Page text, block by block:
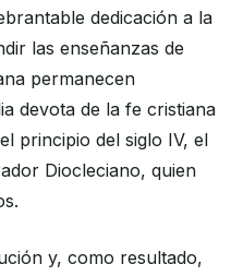
dedicación a la
las enseñanzas de
permanecen
devota de la fe cristiana
principio del siglo IV, el
Diocleciano, quien
y, como resultado,